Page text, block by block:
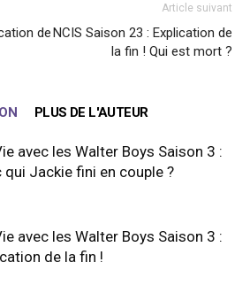
de
Article suivant
NCIS Saison 23 : Explication de
la fin ! Qui est mort ?
PLUS DE L'AUTEUR
avec les Walter Boys Saison 3 :
qui Jackie fini en couple ?
avec les Walter Boys Saison 3 :
de la fin !